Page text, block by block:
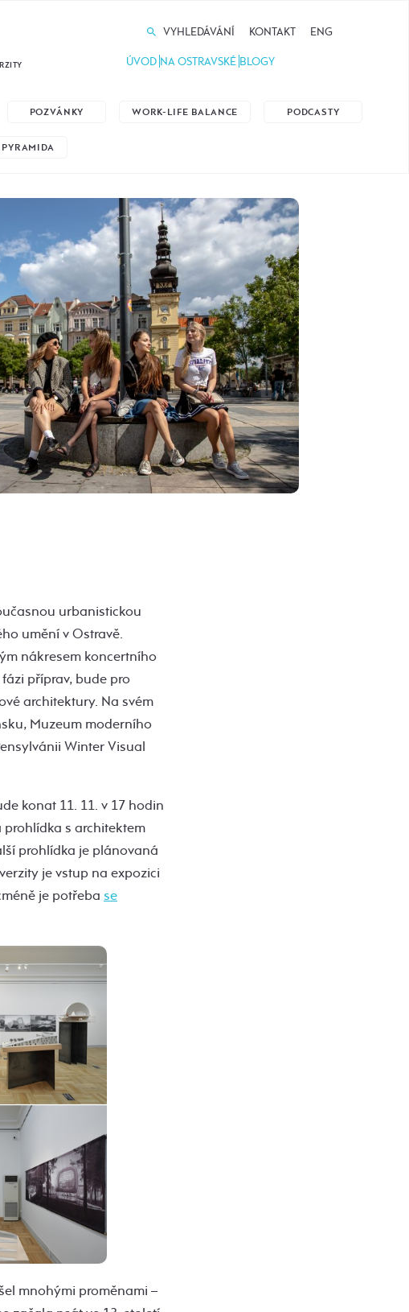
VYHLEDÁVÁNÍ KONTAKT ENG
ÚVOD NA OSTRAVSKÉ BLOGY
POZVÁNKY WORK-LIFE BALANCE PODCASTY
urbanistickou
umění v Ostravě.
nákresem koncertního
příprav, bude pro
architektury. Na svém
Muzeum moderního
Winter Visual
konat 11. 11. v 17 hodin
prohlídka s architektem
prohlídka je plánovaná
je vstup na expozici
je potřeba se
mnohými proměnami –